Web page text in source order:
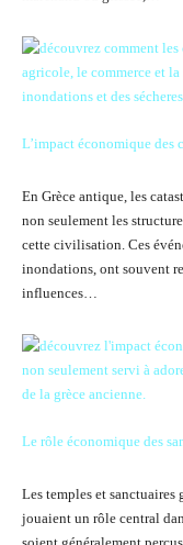
L’impact économique des
En Grèce antique, les
non seulement les
cette civilisation. Ces
inondations, ont souvent
influences…
Le rôle économique des
Les temples et
jouaient un rôle central